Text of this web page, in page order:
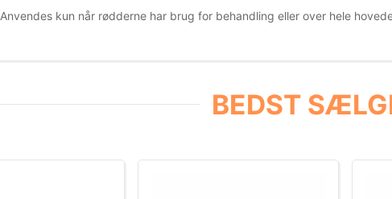
Anvendes kun når rødderne har brug for behandling eller over hele
BEDST